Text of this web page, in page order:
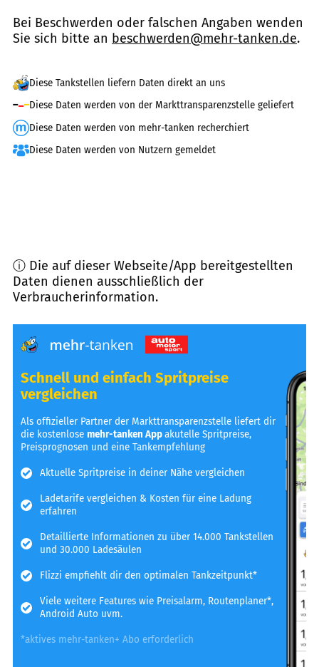
Bei Beschwerden oder falschen Angaben wenden
Sie sich bitte an beschwerden@mehr-tanken.de.
Diese Tankstellen liefern Daten direkt an uns
Diese Daten werden von der Markttransparenzstelle geliefert
Diese Daten werden von mehr-tanken recherchiert
Diese Daten werden von Nutzern gemeldet
ⓘ Die auf dieser Webseite/App bereitgestellten
Daten dienen ausschließlich der
Verbraucherinformation.
Schnell und einfach Spritpreise
vergleichen
Als offizieller Partner der Markttransparenzstelle liefert dir
die kostenlosemehr-tanken Appakutelle Spritpreise,
Preisprognosen und eine Tankempfehlung
Aktuelle Spritpreise in deiner Nähe vergleichen
Ladetarife vergleichen & Kosten für eine Ladung
erfahren
Detaillierte Informationen zu über 14.000 Tankstellen
und 30.000 Ladesäulen
Flizzi empfiehlt dir den optimalen Tankzeitpunkt*
Viele weitere Features wie Preisalarm, Routenplaner*,
Android Auto uvm.
*aktives mehr-tanken+ Abo erforderlich